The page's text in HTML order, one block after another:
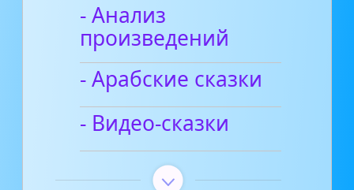
- Анализ
произведений
- Арабские сказки
- Видео-сказки